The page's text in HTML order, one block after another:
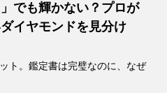
でも輝かない？プロが
イヤモンドを見分け
ト。鑑定書は完璧なのに、なぜ